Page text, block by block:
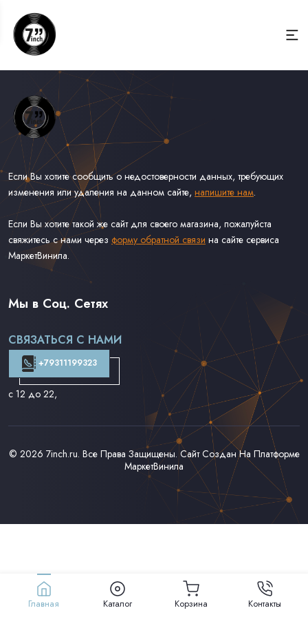
Если Вы хотите сообщить о недостоверности данных, требующих
изменения или удаления на данном сайте, напишите нам.
Если Вы хотите такой же сайт для своего магазина, пожалуйста
свяжитесь с нами через форму обратной связи на сайте сервиса
МаркетВинила.
Весь Каталог Винила на 7''
Рок на 7''
Доставка и Оплата
Контакты
Мы в Соц. Сетях
СВЯЗАТЬСЯ С НАМИ
+79311199323
с 12 до 22,
© 2026 7inch.ru. Все Права Защищены. Сайт Создан На Платформе
МаркетВинила
Главная Каталог Корзина Контакты